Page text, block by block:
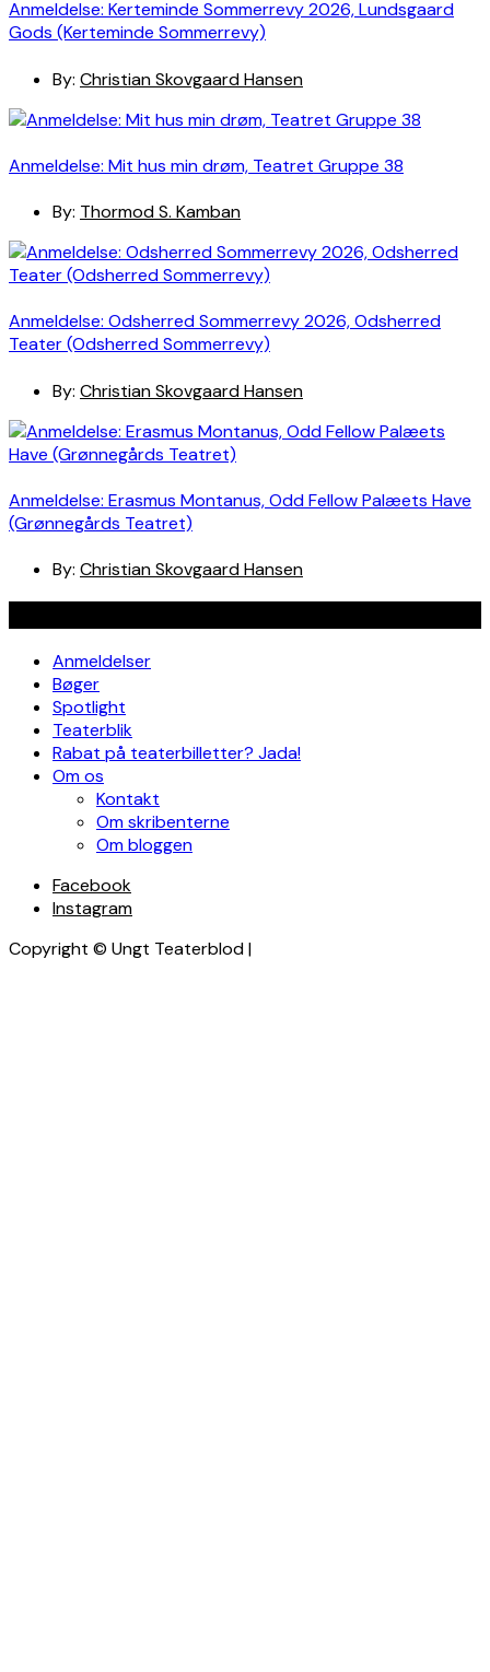
Anmeldelse: Kerteminde Sommerrevy 2026, Lundsgaard
Gods (Kerteminde Sommerrevy)
By: Christian Skovgaard Hansen
Anmeldelse: Mit hus min drøm, Teatret Gruppe 38
By: Thormod S. Kamban
Anmeldelse: Odsherred Sommerrevy 2026, Odsherred
Teater (Odsherred Sommerrevy)
By: Christian Skovgaard Hansen
Anmeldelse: Erasmus Montanus, Odd Fellow Palæets Have
(Grønnegårds Teatret)
By: Christian Skovgaard Hansen
Anmeldelser
Bøger
Spotlight
Teaterblik
Rabat på teaterbilletter? Jada!
Om os
Kontakt
Om skribenterne
Om bloggen
Facebook
Instagram
Copyright © Ungt Teaterblod |